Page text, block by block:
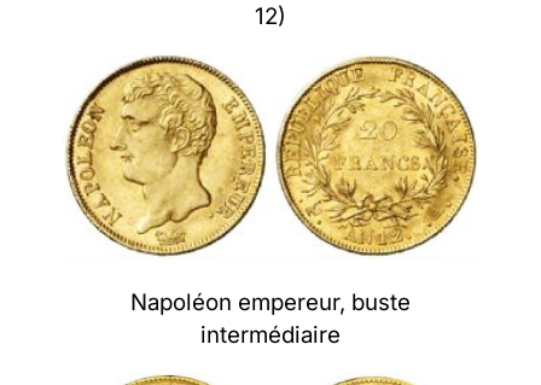
12)
Napoléon empereur, buste
intermédiaire